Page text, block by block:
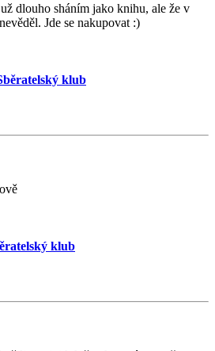
dlouho sháním jako knihu, ale že v
Jde se nakupovat :)
klub
klub